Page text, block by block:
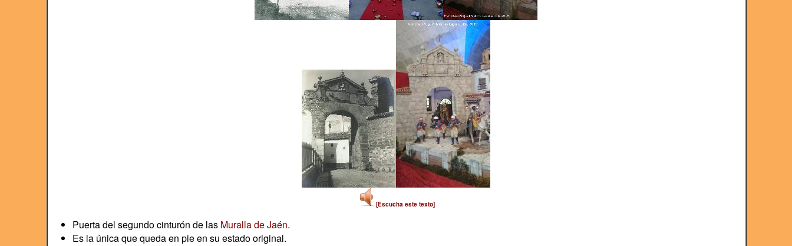
[Escucha este texto]
Puerta del segundo cinturón de las Muralla de Jaén.
Es la única que queda en pie en su estado original.